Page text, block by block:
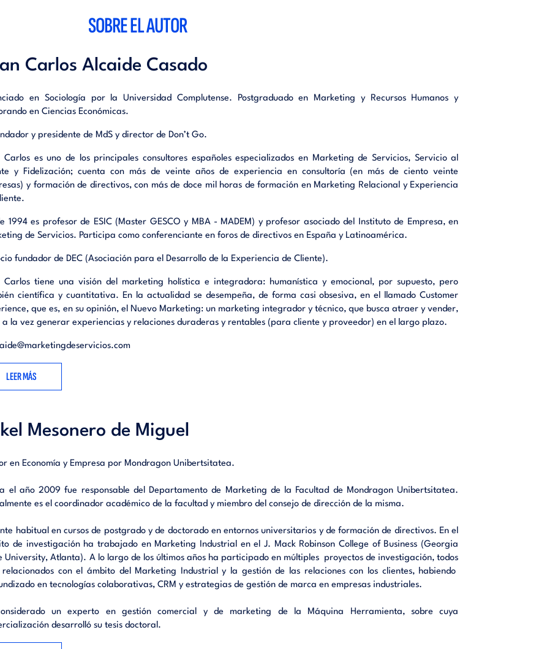
el Marketing industrial es el gran olvidado.
alguien, en este caso, los profesores Mesonero y Alcaide nos enseñan como
entre empresas, al Marketing Industrial.
comercial a la relación rentable y duradera con el cliente. En el libro se
en un tono didáctico pero profundo, basado en experiencias reales, los
Operativo:
planificar mejor el Marketing de la empresa industrial.
utilizar y/o utilizar mejor el CRM en la empresa industrial.
gestionar las relaciones y la fidelización.
manejar la segmentación, el posicionamiento y la comunicación en el
competir, en definitiva, en un entorno difícil y globalizado.
Mesonero y Alcaide tienen gran experiencia en Marketing Industrial.
Mesonero une a su bagaje académico en la Universidad de Mondragón
industrial paradigmático del País Vasco), su experiencia en trabajos
para la industrial del País Vasco. Alcaide, en su caso, ha realizado
y consultorías, amén de formaciones en más de una docena de empresas
y cuota de mercado.
en su Marketing B2B!
industriales.- Sistemas de información de Marketing en organizaciones
La empresa relacional industrial.- Estrategias de segmentación y
industriales.- Estrategia de distribución industrial.- La empresa relacional
Sales force Management.
SOBRE EL AUTOR
Carlos Alcaide Casado
en Sociología por la Universidad Complutense. Postgraduado en Marketing y Recursos Humanos y
en Ciencias Económicas.
y presidente de MdS y director de Don’t Go.
Carlos es uno de los principales consultores españoles especializados en Marketing de Servicios, Servicio al
y Fidelización; cuenta con más de veinte años de experiencia en consultoría (en más de ciento veinte
y formación de directivos, con más de doce mil horas de formación en Marketing Relacional y Experiencia
1994 es profesor de ESIC (Master GESCO y MBA - MADEM) y profesor asociado del Instituto de Empresa, en
de Servicios. Participa como conferenciante en foros de directivos en España y Latinoamérica.
fundador de DEC (Asociación para el Desarrollo de la Experiencia de Cliente).
Carlos tiene una visión del marketing holística e integradora: humanística y emocional, por supuesto, pero
científica y cuantitativa. En la actualidad se desempeña, de forma casi obsesiva, en el llamado Customer
que es, en su opinión, el Nuevo Marketing: un marketing integrador y técnico, que busca atraer y vender,
a la vez generar experiencias y relaciones duraderas y rentables (para cliente y proveedor) en el largo plazo.
LEER MÁS
Mesonero de Miguel
en Economía y Empresa por Mondragon Unibertsitatea.
el año 2009 fue responsable del Departamento de Marketing de la Facultad de Mondragon Unibertsitatea.
es el coordinador académico de la facultad y miembro del consejo de dirección de la misma.
habitual en cursos de postgrado y de doctorado en entornos universitarios y de formación de directivos. En el
de investigación ha trabajado en Marketing Industrial en el J. Mack Robinson College of Business (Georgia
University, Atlanta). A lo largo de los últimos años ha participado en múltiples proyectos de investigación, todos
relacionados con el ámbito del Marketing Industrial y la gestión de las relaciones con los clientes, habiendo
en tecnologías colaborativas, CRM y estrategias de gestión de marca en empresas industriales.
un experto en gestión comercial y de marketing de la Máquina Herramienta, sobre cuya
desarrolló su tesis doctoral.